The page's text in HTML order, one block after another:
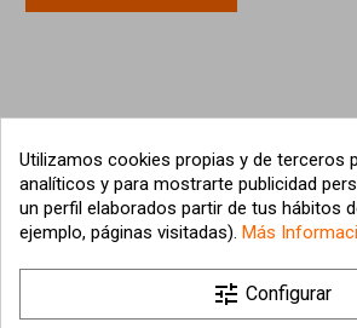
Utilizamos cookies propias y de terceros
analíticos y para mostrarte publicidad
un perfil elaborados partir de tus hábitos
ejemplo, páginas visitadas). Más
tune Configurar